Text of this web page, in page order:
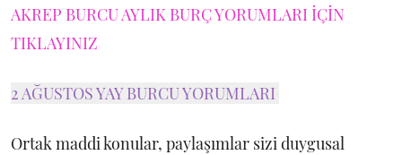
AKREP BURCU AYLIK BURÇ YORUMLARI İÇİN
TIKLAYINIZ
2 AĞUSTOS YAY BURCU YORUMLARI
Ortak maddi konular, paylaşımlar sizi duygusal